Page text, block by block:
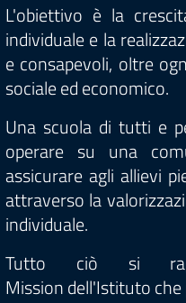
L'obiettivo è la
individuale e la
e consapevoli, oltre
sociale ed economico.
Una scuola di tutti e
operare su una
assicurare agli allievi
attraverso la
individuale.
Tutto ciò si
Mission dell'Istituto che